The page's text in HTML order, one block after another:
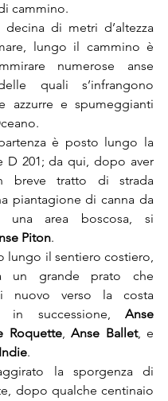
cammino.
decina di metri d’altezza
lungo il cammino è
numerose anse
quali s’infrangono
azzurre e spumeggianti
è posto lungo la
D 201; da qui, dopo aver
breve tratto di strada
piantagione di canna da
una area boscosa, si
Piton.
lungo il sentiero costiero,
un grande prato che
nuovo verso la costa
in successione, Anse
Roquette, Anse Ballet
.
la sporgenza di
dopo qualche centinaio